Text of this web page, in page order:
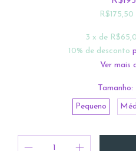
R$175,50
3 x de
10% de desconto
Ver mais
Tamanho:
Pequeno